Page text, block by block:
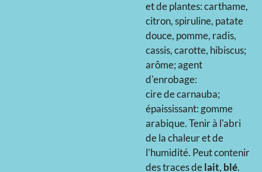
et de plantes: carthame,
citron, spiruline, patate
douce, pomme, radis,
cassis, carotte, hibiscus;
arôme; agent
d'enrobage:
cire de carnauba;
épaississant: gomme
arabique. Tenir à l'abri
de la chaleur et de
l'humidité. Peut contenir
des traces de lait, blé.